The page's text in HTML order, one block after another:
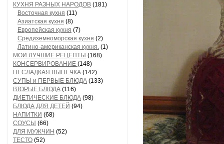
КУХНЯ РАЗНЫХ НАРОДОВ (181)
Восточная кухня (11)
Азиатская кухня (8)
Европейская кухня (7)
Средиземноморская кухня (2)
Латино-американская кухня. (1)
МОИ ЛУЧШИЕ РЕЦЕПТЫ (168)
КОНСЕРВИРОВАНИЕ (148)
НЕСЛАДКАЯ ВЫПЕЧКА (142)
СУПЫ и ПЕРВЫЕ БЛЮДА (133)
ВТОРЫЕ БЛЮДА (116)
ДИЕТИЧЕСКИЕ БЛЮДА (98)
БЛЮДА ДЛЯ ДЕТЕЙ (94)
НАПИТКИ (68)
СОУСЫ (66)
ДЛЯ МУЖЧИН (52)
ТЕСТО (52)